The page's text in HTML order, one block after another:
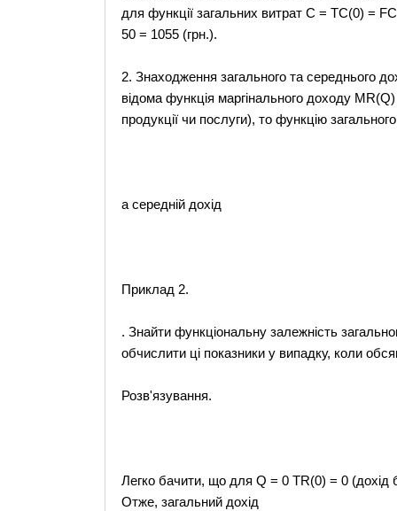
для функції загальних витрат С = ТС(0) =
50 = 1055 (грн.).
2. Знаходження загального та середнього
відома функція маргінального доходу
продукції чи послуги), то функцію
а середній дохід
Приклад 2.
. Знайти функціональну залежність
обчислити ці показники у випадку, коли
Розв'язування.
Легко бачити, що для Q = 0 TR(0) = 0 (дохід
Отже, загальний дохід